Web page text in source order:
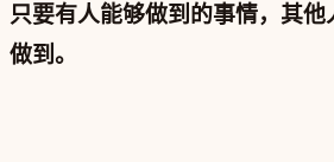
只要有人能够做到的事情，其
做到。